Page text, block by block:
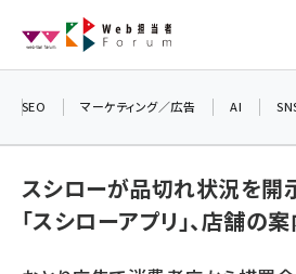
ン
SEO マーケティング／広告 AI
スシローが品切れ状況を開
「スシローアプリ」、店舗の